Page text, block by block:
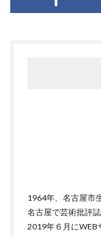
1964年、名古屋市
名古屋で芸術批評
2019年６月にWEB